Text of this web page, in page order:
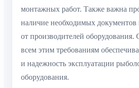
монтажных работ. Также важна
наличие необходимых документов
от производителей оборудования.
всем этим требованиям
и надежность эксплуатации
оборудования.